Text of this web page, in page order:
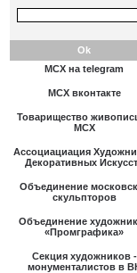
МСХ на telegram
МСХ вконтакте
Товарищество
МСХ
Ассоциациация
Декоративных
Объединение
скульпторов
Объединение
«Промграфика»
Секция художников -
монументалистов в